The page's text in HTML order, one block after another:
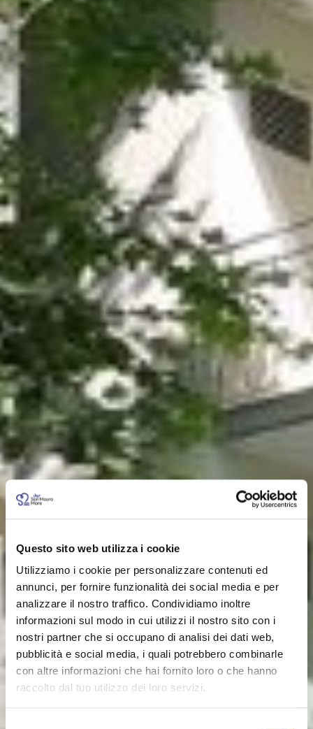
Questo sito web utilizza i cookie
Utilizziamo i cookie per personalizzare contenuti ed
annunci, per fornire funzionalità dei social media e per
analizzare il nostro traffico. Condividiamo inoltre
informazioni sul modo in cui utilizzi il nostro sito con i
nostri partner che si occupano di analisi dei dati web,
pubblicità e social media, i quali potrebbero combinarle
con altre informazioni che hai fornito loro o che hanno
raccolto dal tuo utilizzo dei loro servizi.